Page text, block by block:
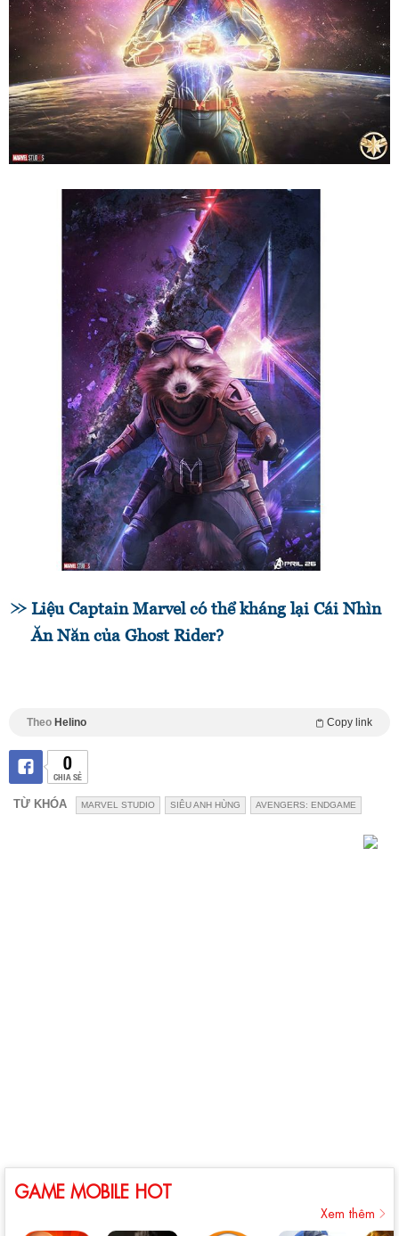
Liệu Captain Marvel có thể kháng lại Cái Nhìn
Ăn Năn của Ghost Rider?
Theo Helino Copy link
0
CHIA SẺ
TỪ KHÓA MARVEL STUDIO SIÊU ANH HÙNG AVENGERS: ENDGAME
GAME MOBILE HOT
Xem thêm